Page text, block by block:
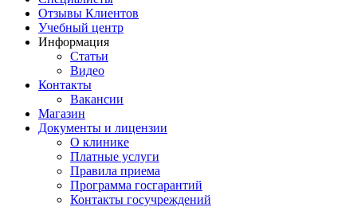
Отзывы Клиентов
Учебный центр
Информация
Статьи
Видео
Контакты
Вакансии
Магазин
Документы и лицензии
О клинике
Платные услуги
Правила приема
Программа госгарантий
Контакты госучреждений